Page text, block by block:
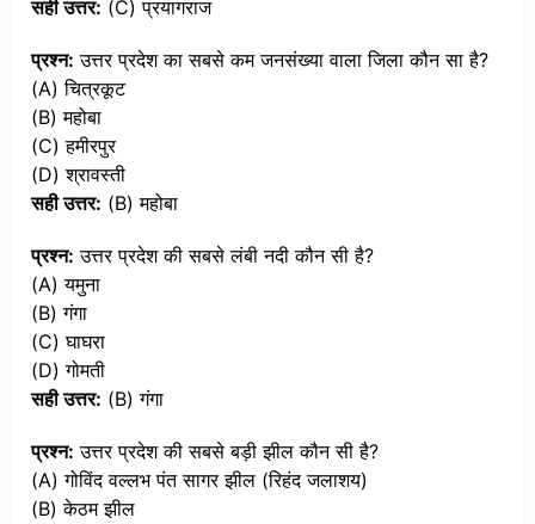
सही उत्तर: (C) प्रयागराज
प्रश्न: उत्तर प्रदेश का सबसे कम जनसंख्या वाला जिला कौन सा है?
(A) चित्रकूट
(B) महोबा
(C) हमीरपुर
(D) श्रावस्ती
सही उत्तर: (B) महोबा
प्रश्न: उत्तर प्रदेश की सबसे लंबी नदी कौन सी है?
(A) यमुना
(B) गंगा
(C) घाघरा
(D) गोमती
सही उत्तर: (B) गंगा
प्रश्न: उत्तर प्रदेश की सबसे बड़ी झील कौन सी है?
(A) गोविंद वल्लभ पंत सागर झील (रिहंद जलाशय)
(B) केठम झील